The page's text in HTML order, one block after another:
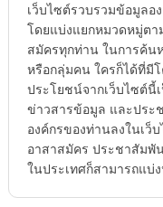
เว็บไซต์รวบรวมข้อมูลอ
โดยแบ่งแยกหมวดหมู่ตา
สมัครทุกท่าน ในการค้น
หรือกลุ่มคน ใครก็ได้ที่มี
ประโยชน์จากเว็บไซต์นี้
ข่าวสารข้อมูล และประ
องค์กรของท่านลงในเว็
อาสาสมัคร ประชาสัมพั
ในประเทศก็สามารถแบ่